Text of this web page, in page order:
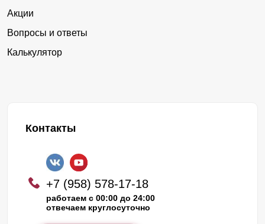
Акции
Вопросы и ответы
Калькулятор
Контакты
+7 (958) 578-17-18
работаем с 00:00 до 24:00
отвечаем круглосуточно